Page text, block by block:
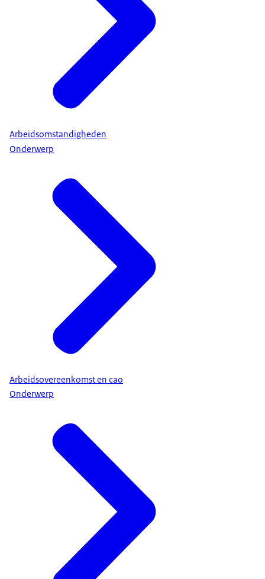
Arbeidsomstandigheden
Onderwerp
Arbeidsovereenkomst en cao
Onderwerp